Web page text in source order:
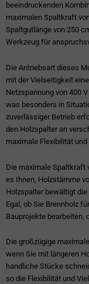
beeindruckenden
maximalen Spaltkraft
Spaltgutlänge von 250
Werkzeug für
Die Antriebsart dieses
mit der Vielseitigkeit
Netzspannung von 400
was besonders in
zuverlässiger Betrieb
den Holzspalter an
maximale Flexibilität
Die maximale Spaltkraft
es Ihnen, Holzstämme
Holzspalter bewältigt
Egal, ob Sie Brennholz
Bauprojekte bearbeiten,
Die großzügige
wenn Sie mit längeren
handliche Stücke
so die Flexibilität und